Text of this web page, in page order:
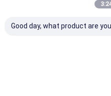
Good day, what product are